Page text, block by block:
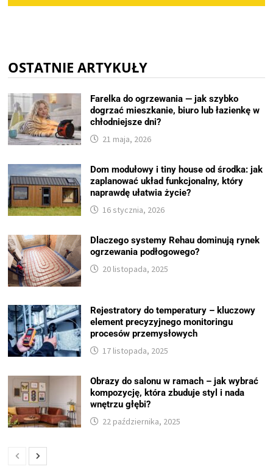
OSTATNIE ARTYKUŁY
Farelka do ogrzewania — jak szybko
dogrzać mieszkanie, biuro lub łazienkę w
chłodniejsze dni?
21 maja, 2026
Dom modułowy i tiny house od środka: jak
zaplanować układ funkcjonalny, który
naprawdę ułatwia życie?
16 stycznia, 2026
Dlaczego systemy Rehau dominują rynek
ogrzewania podłogowego?
20 listopada, 2025
Rejestratory do temperatury – kluczowy
element precyzyjnego monitoringu
procesów przemysłowych
17 listopada, 2025
Obrazy do salonu w ramach – jak wybrać
kompozycję, która zbuduje styl i nada
wnętrzu głębi?
22 października, 2025